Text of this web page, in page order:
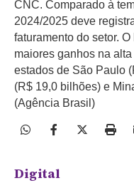
CNC. Comparado à
2024/2025 deve
faturamento do setor.
maiores ganhos na
estados de São Paulo
(R$ 19,0 bilhões) e
(Agência Brasil)
Digital